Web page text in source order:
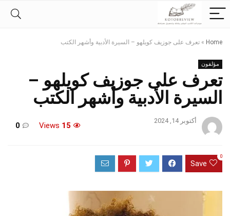
Home
» تعرف على جوزيف كويلهو – السيرة الأدبية وأشهر الكتب
مؤلفون
تعرف على جوزيف كويلهو –
السيرة الأدبية وأشهر الكتب
أكتوبر 14, 2024
15
0
Save
0